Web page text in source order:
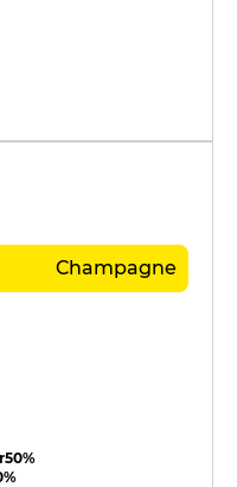
Champagne
50%